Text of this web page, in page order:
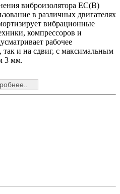
виброизолятора EC(B)
в различных двигателях
вибрационные
компрессоров и
рабочее
так и на сдвиг, с максимальным
3 мм.